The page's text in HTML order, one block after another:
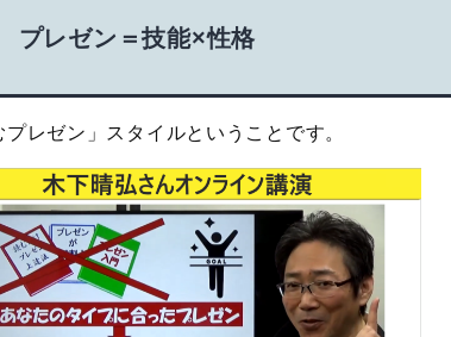
プレゼン＝技能×性格
レゼン」スタイルということです。